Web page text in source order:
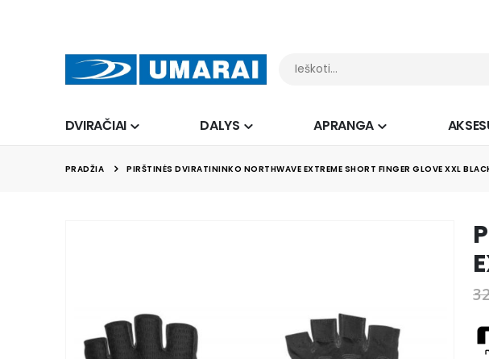
DVIRAČIAI DALYS APRANGA
PRADŽIA PIRŠTINĖS DVIRATININKO NORTHWAVE EXTREME SHORT FINGER GLOVE XXL
images